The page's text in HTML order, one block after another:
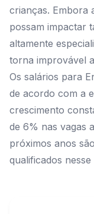
crianças. Embora
possam impactar
altamente
torna improvável
Os salários para
de acordo com a
crescimento
de 6% nas vagas
próximos anos
qualificados